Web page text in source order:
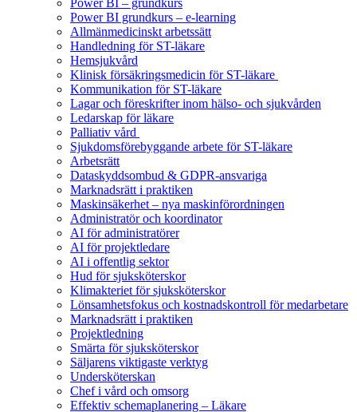
Power BI – grundkurs
Power BI grundkurs – e-learning
Allmänmedicinskt arbetssätt
Handledning för ST-läkare
Hemsjukvård
Klinisk försäkringsmedicin för ST-läkare
Kommunikation för ST-läkare
Lagar och föreskrifter inom hälso- och sjukvården
Ledarskap för läkare
Palliativ vård
Sjukdomsförebyggande arbete för ST-läkare
Arbetsrätt
Dataskyddsombud & GDPR-ansvariga
Marknadsrätt i praktiken
Maskinsäkerhet – nya maskinförordningen
Administratör och koordinator
AI för administratörer
AI för projektledare
AI i offentlig sektor
Hud för sjuksköterskor
Klimakteriet för sjuksköterskor
Lönsamhetsfokus och kostnadskontroll för medarbetare
Marknadsrätt i praktiken
Projektledning
Smärta för sjuksköterskor
Säljarens viktigaste verktyg
Undersköterskan
Chef i vård och omsorg
Effektiv schemaplanering – Läkare